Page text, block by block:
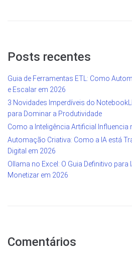
Posts recentes
Guia de Ferramentas ETL: Como
e Escalar em 2026
3 Novidades Imperdíveis do
para Dominar a Produtividade
Como a Inteligência Artificial Influencia
Automação Criativa: Como a IA está
Digital em 2026
Ollama no Excel: O Guia Definitivo para
Monetizar em 2026
Comentários